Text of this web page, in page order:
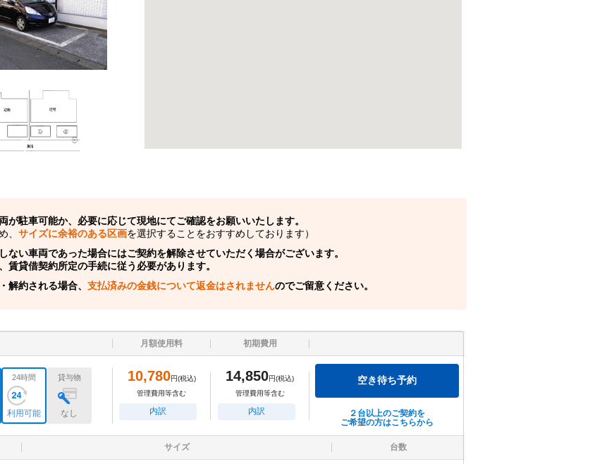
駐車可能か、必要に応じて現地にてご確認をお願いいたします。
、 サイズに余裕のある区画を選択することをおすすめしております）
い車両であった場合にはご契約を解除させていただく場合がございます。
貸借契約所定の手続に従う必要があります。
解約される場合、 支払済みの金銭について返金はされませんのでご留意ください。
月額使用料 初期費用
24時間
利用可能
貸与物
なし
10,780円(税込)
管理費用等含む
内訳
14,850円(税込)
管理費用等含む
内訳
空き待ち予約
２台以上のご契約を
ご希望の方はこちらから
サイズ 台数